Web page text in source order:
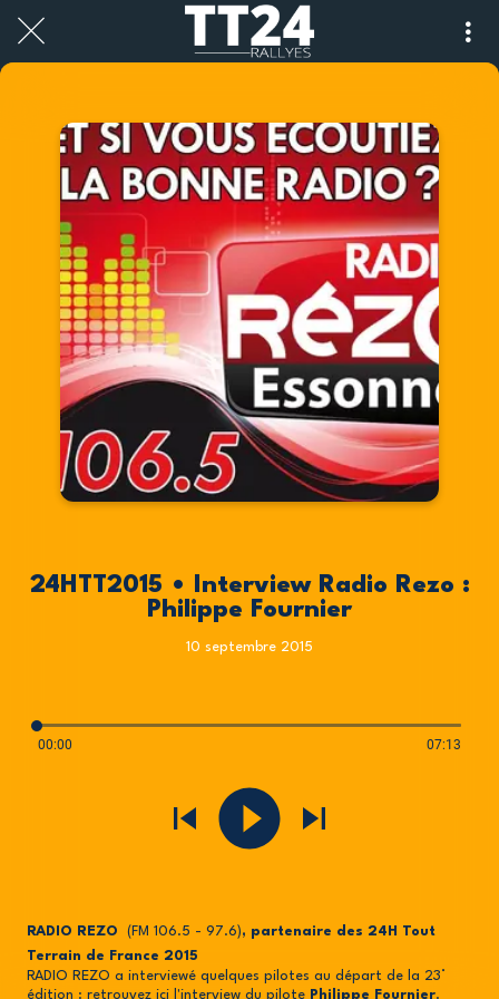
24HTT2015 • Interview Radio Rezo :
Philippe Fournier
10 septembre 2015
00:00 07:13
RADIO REZO (FM 106.5 - 97.6), partenaire des 24H Tout
Terrain de France 2015
RADIO REZO a interviewé quelques pilotes au départ de la 23°
édition : retrouvez ici l'interview du pilote Philippe Fournier.